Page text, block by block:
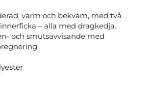
varm och bekväm, med två
– alla med dragkedja.
och smutsavvisande med